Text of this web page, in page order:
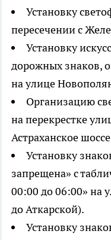
Установку
пересечении с
Установку
дорожных знаков,
на улице
Организацию
на перекрестке
Астраханское
Установку
запрещена» с
00:00 до 06:00» на
до Аткарской).
Установку